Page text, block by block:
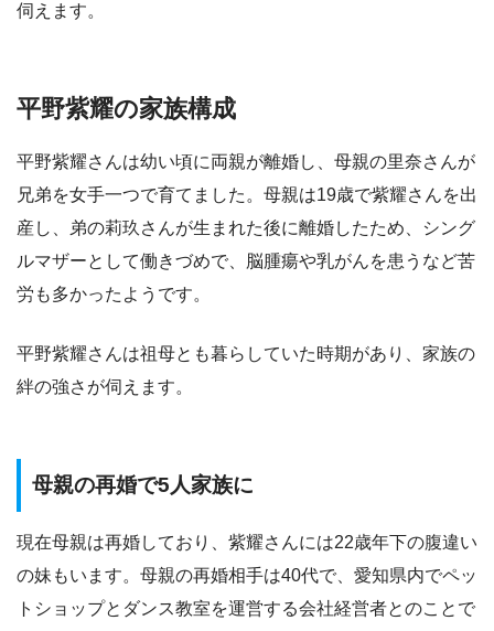
伺えます。​
平野紫耀の家族構成
平野紫耀さんは幼い頃に両親が離婚し、母親の里奈さんが
兄弟を女手一つで育てました。母親は19歳で紫耀さんを出
産し、弟の莉玖さんが生まれた後に離婚したため、シング
ルマザーとして働きづめで、脳腫瘍や乳がんを患うなど苦
労も多かったようです。
平野紫耀さんは祖母とも暮らしていた時期があり、家族の
絆の強さが伺えます。
母親の再婚で5人家族に
現在母親は再婚しており、紫耀さんには22歳年下の腹違い
の妹もいます。母親の再婚相手は40代で、愛知県内でペッ
トショップとダンス教室を運営する会社経営者とのことで